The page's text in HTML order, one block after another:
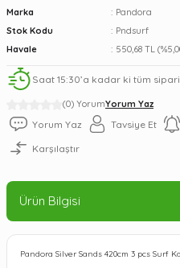
(0) YorumYorum Yaz
Marka
Pandora
Stok Kodu
Pndsurf
Havale
550,68 TL
Saat 15:30’a kadar ki tüm
Yorum Yaz Tavsiye Et
Karşılaştır
Ürün Bilgisi
Pandora Silver Sands 420cm 3 pcs Surf